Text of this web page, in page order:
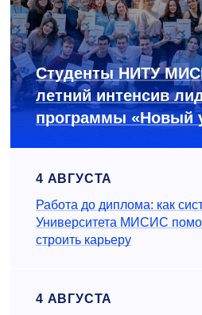
Студенты НИТУ
летний интенсив
программы «Новый
4 АВГУСТА
Работа до диплома: как
Университета МИСИС
строить карьеру
4 АВГУСТА